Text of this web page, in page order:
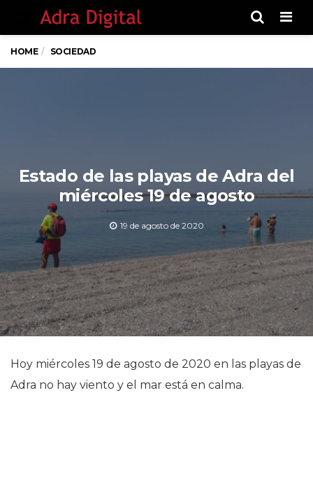
HOME SOCIEDAD
Estado de las playas de Adra del
miércoles 19 de agosto
19 de agosto de 2020
Hoy miércoles 19 de agosto de 2020 en las playas de
Adra no hay viento y el mar está en calma.